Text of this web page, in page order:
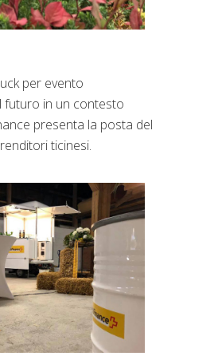
per evento
futuro in un contesto
presenta la posta del
ticinesi.